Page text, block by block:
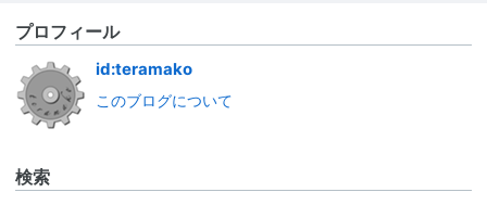
プロフィール
id:teramako
このブログについて
検索